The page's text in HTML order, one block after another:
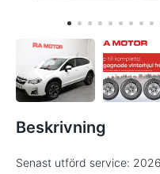
Beskrivning
Senast utförd service: